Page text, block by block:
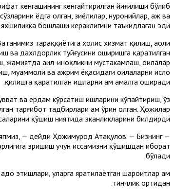
кенгашининг кенгайтирилган йиғилиши бўлиб
ёдга олган, зиёлилар, нуронийлар, ҳаж ва
бошлаши кераклигини таъкидлаган эди.
тараққиётига холис хизмат қилиш, аҳоли
ва дахлдорлик туйғусини оширишга қаратилган
аҳил-иноқликни мустаҳкамлаш, оилалар
муаммоли ва ажрим ёқасидаги оилаларни ислоҳ
қилишга қаратилган ишларни ҳам амалга оширади.
ва ёрдам кўрсатиш ишларини кўпайтириш, ўз
тарғибот тадбирлари ҳам ўрин олган. Ҳожилар
қўшиш ниятида эканликларини билдирди.
— дейди Ҳожимурод Атақулов. — Бизнинг
эришиш учун ҳиссамизни қўшишдан иборат
бўлади.
этишлари, уларга яратилаётган шароитлар ҳам
тинчлик ортидан.